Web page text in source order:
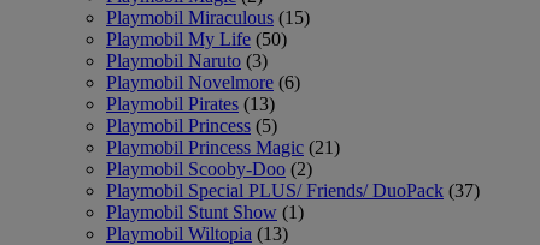
Playmobil Miraculous (15)
Playmobil My Life (50)
Playmobil Naruto (3)
Playmobil Novelmore (6)
Playmobil Pirates (13)
Playmobil Princess (5)
Playmobil Princess Magic (21)
Playmobil Scooby-Doo (2)
Playmobil Special PLUS/ Friends/ DuoPack (37)
Playmobil Stunt Show (1)
Playmobil Wiltopia (13)